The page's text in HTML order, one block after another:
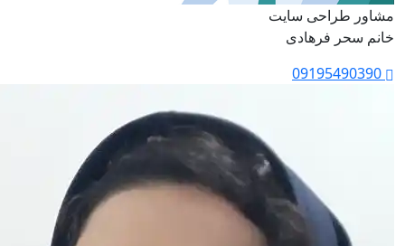
مشاور طراحی سایت
خانم سحر فرهادی